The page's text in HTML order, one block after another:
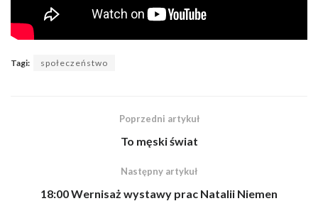
Tagi: społeczeństwo
Poprzedni artykuł
To męski świat
Następny artykuł
18:00 Wernisaż wystawy prac Natalii Niemen